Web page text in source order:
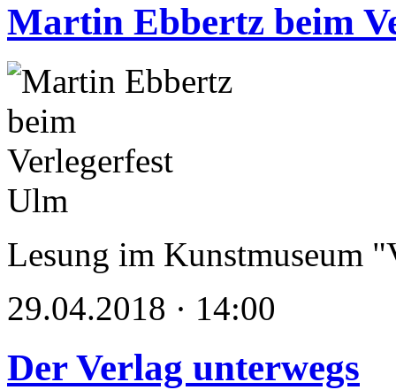
Martin Ebbertz beim
Lesung im Kunstmuseum
29.04.2018 · 14:00
Der Verlag unterwegs